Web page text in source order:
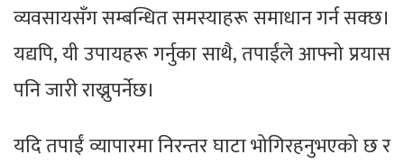
व्यवसायसँग सम्बन्धित समस्याहरू समाधान गर्न सक्छ।
यद्यपि, यी उपायहरू गर्नुका साथै, तपाईंले आफ्नो प्रयास
पनि जारी राख्नुपर्नेछ।
यदि तपाईं व्यापारमा निरन्तर घाटा भोगिरहनुभएको छ र